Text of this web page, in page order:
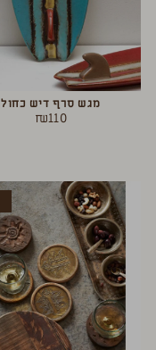
מגש סרף דיש כחול
₪110